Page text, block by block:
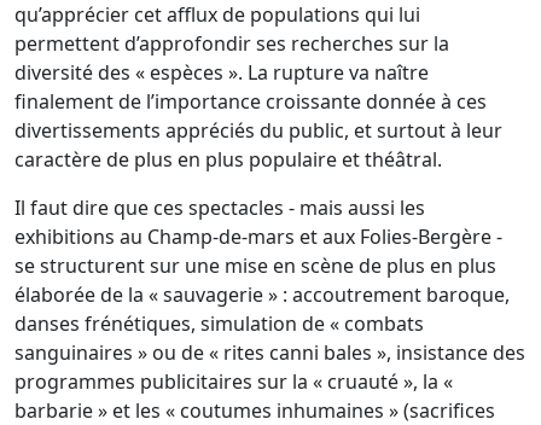
qu’apprécier cet afflux de populations qui lui
permettent d’approfondir ses recherches sur la
diversité des « espèces ». La rupture va naître
finalement de l’importance croissante donnée à ces
divertissements appréciés du public, et surtout à leur
caractère de plus en plus populaire et théâtral.
Il faut dire que ces spectacles - mais aussi les
exhibitions au Champ-de-mars et aux Folies-Bergère -
se structurent sur une mise en scène de plus en plus
élaborée de la « sauvagerie » : accoutrement baroque,
danses frénétiques, simulation de « combats
sanguinaires » ou de « rites canni bales », insistance des
programmes publicitaires sur la « cruauté », la «
barbarie » et les « coutumes inhumaines » (sacrifices